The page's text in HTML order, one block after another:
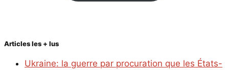
Articles les + lus
Ukraine: la guerre par procuration que les États-